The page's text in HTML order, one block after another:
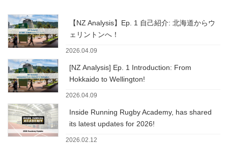
【NZ Analysis】Ep. 1 自己紹介: 北海道からウ
ェリントンへ！
2026.04.09
[NZ Analysis] Ep. 1 Introduction: From
Hokkaido to Wellington!
2026.04.09
Inside Running Rugby Academy, has shared
its latest updates for 2026!
2026.02.12